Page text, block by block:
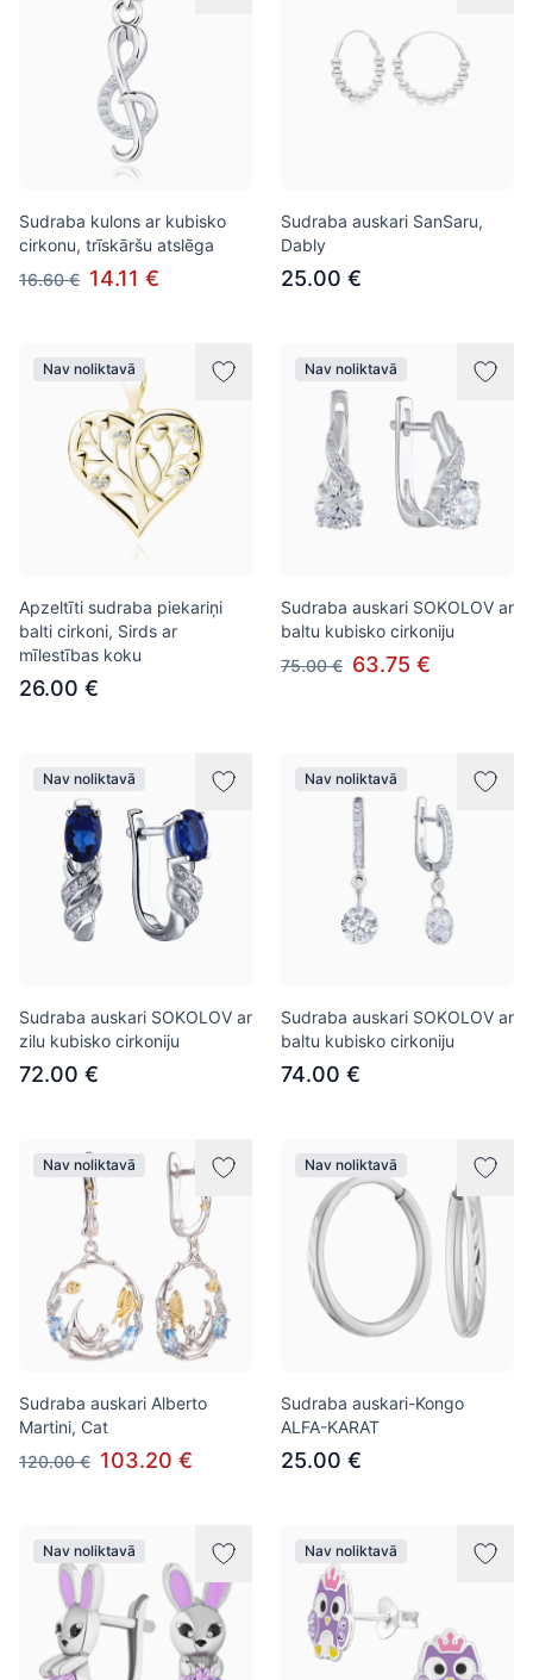
Sudraba kulons ar kubisko
cirkonu, trīskāršu atslēga
16.60 € 14.11 €
Sudraba auskari SanSaru,
Dably
25.00 €
Nav noliktavā
Apzeltīti sudraba piekariņi
balti cirkoni, Sirds ar
mīlestības koku
26.00 €
Nav noliktavā
Sudraba auskari SOKOLOV ar
baltu kubisko cirkoniju
75.00 € 63.75 €
Nav noliktavā
Sudraba auskari SOKOLOV ar
zilu kubisko cirkoniju
72.00 €
Nav noliktavā
Sudraba auskari SOKOLOV ar
baltu kubisko cirkoniju
74.00 €
Nav noliktavā
Sudraba auskari Alberto
Martini, Cat
120.00 € 103.20 €
Nav noliktavā
Sudraba auskari-Kongo
ALFA-KARAT
25.00 €
Nav noliktavā Nav noliktavā